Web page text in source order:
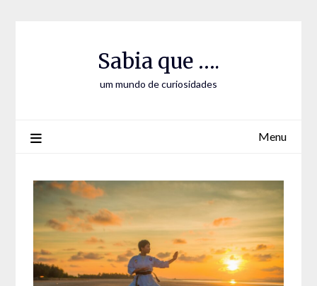
Sabia que ….
um mundo de curiosidades
Menu